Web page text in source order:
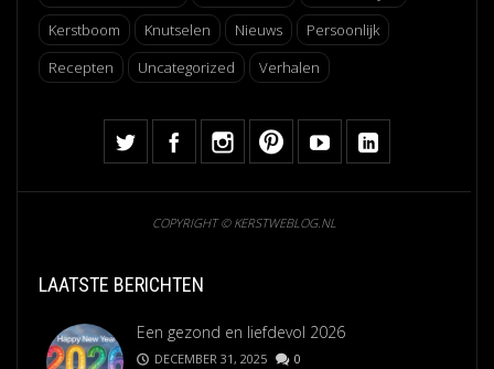
Kerstboom
Knutselen Nieuws
Persoonlijk
Recepten
Uncategorized Verhalen
COPYRIGHT © KERSTWEBLOG.NL
LAATSTE BERICHTEN
Een gezond en liefdevol 2026
DECEMBER 31, 2025 0